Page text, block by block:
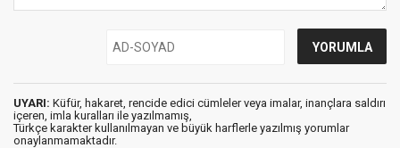
UYARI: Küfür, hakaret, rencide edici cümleler veya imalar, inançlara saldırı
içeren, imla kuralları ile yazılmamış,
Türkçe karakter kullanılmayan ve büyük harflerle yazılmış yorumlar
onaylanmamaktadır.